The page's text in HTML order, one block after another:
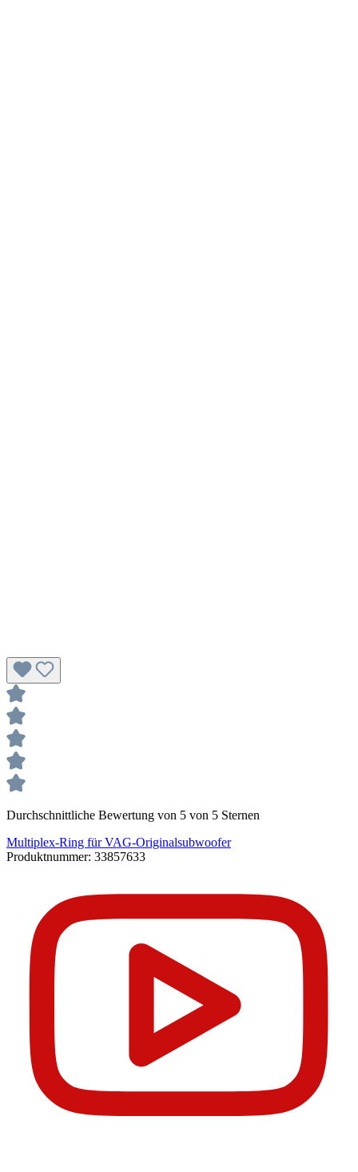
Durchschnittliche Bewertung von 5 von 5 Sternen
Multiplex-Ring für VAG-Originalsubwoofer
Produktnummer: 33857633